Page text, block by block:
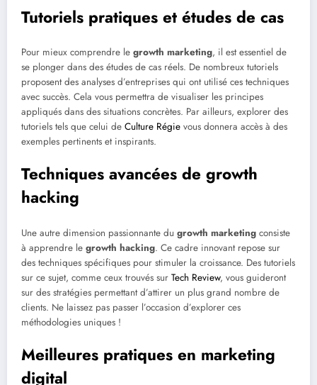
Tutoriels pratiques et études de cas
Pour mieux comprendre le growth marketing, il est essentiel de
se plonger dans des études de cas réels. De nombreux tutoriels
proposent des analyses d’entreprises qui ont utilisé ces techniques
avec succès. Cela vous permettra de visualiser les principes
appliqués dans des situations concrètes. Par ailleurs, explorer des
tutoriels tels que celui de Culture Régie vous donnera accès à des
exemples pertinents et inspirants.
Techniques avancées de growth
hacking
Une autre dimension passionnante du growth marketing consiste
à apprendre le growth hacking. Ce cadre innovant repose sur
des techniques spécifiques pour stimuler la croissance. Des tutoriels
sur ce sujet, comme ceux trouvés sur Tech Review, vous guideront
sur des stratégies permettant d’attirer un plus grand nombre de
clients. Ne laissez pas passer l’occasion d’explorer ces
méthodologies uniques !
Meilleures pratiques en marketing
digital